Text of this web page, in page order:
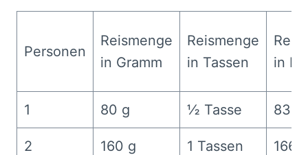
Personen
Reismenge
in Gramm
Reismenge
in Tassen
in
1 80 g ½ Tasse 83
2 160 g 1 Tassen 166